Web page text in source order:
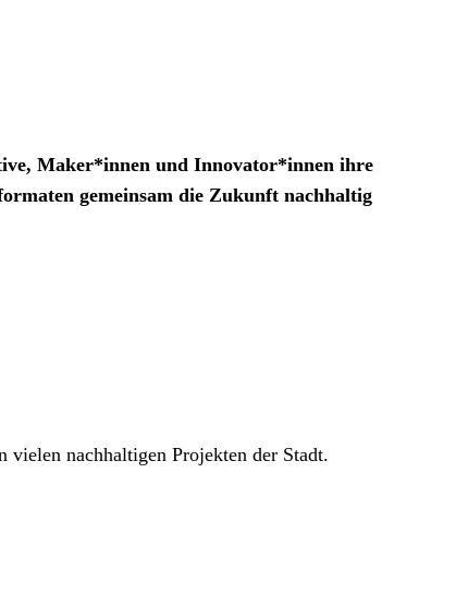
Maker*innen und Innovator*innen ihre
gemeinsam die Zukunft nachhaltig
vielen nachhaltigen Projekten der Stadt.